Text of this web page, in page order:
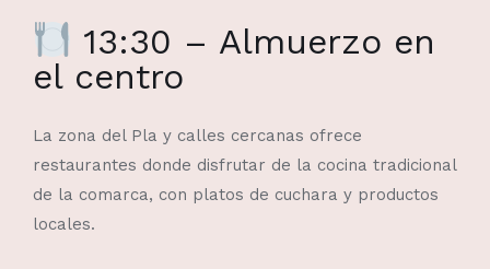
13:30 – Almuerzo en
el centro
La zona del Pla y calles cercanas ofrece
restaurantes donde disfrutar de la cocina tradicional
de la comarca, con platos de cuchara y productos
locales.